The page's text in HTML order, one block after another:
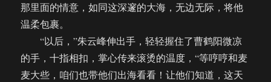
那里面的情意，如同这深邃的大海，无边无际，将他
温柔包裹。
“以后，”朱云峰伸出手，轻轻握住了曹鹤阳微凉
的手，十指相扣，掌心传来滚烫的温度，“等哼哼和麦
麦大些，咱们也带他们出海看看！让他们知道，这天